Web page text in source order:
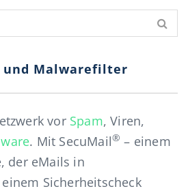
und Malwarefilter
vor Spam, Viren,
. Mit SecuMail® – einem
der eMails in
Sicherheitscheck